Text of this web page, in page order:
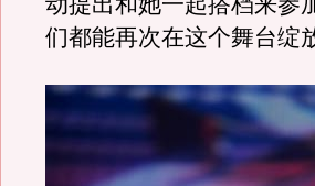
们都能再次在这个舞台绽